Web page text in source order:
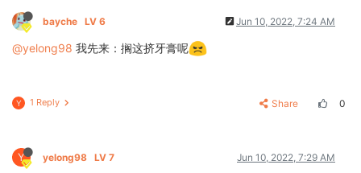
bayche LV 6 Jun 10, 2022, 7:24 AM
@yelong98 我先来：搁这挤牙膏呢
Y 1 Reply Share 0
Y yelong98 LV 7 Jun 10, 2022, 7:29 AM